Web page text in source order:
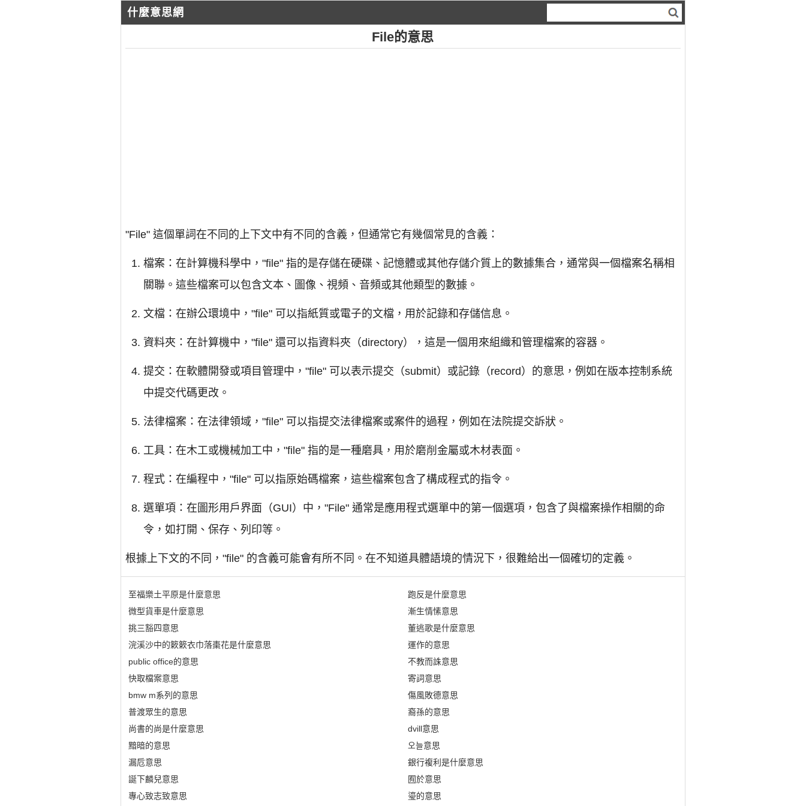
什麼意思網
File的意思
"File" 這個單詞在不同的上下文中有不同的含義，但通常它有幾個常見的含義：
檔案：在計算機科學中，"file" 指的是存儲在硬碟、記憶體或其他存儲介質上的數據集合，通常與一個檔案名稱相
關聯。這些檔案可以包含文本、圖像、視頻、音頻或其他類型的數據。
文檔：在辦公環境中，"file" 可以指紙質或電子的文檔，用於記錄和存儲信息。
資料夾：在計算機中，"file" 還可以指資料夾（directory），這是一個用來組織和管理檔案的容器。
提交：在軟體開發或項目管理中，"file" 可以表示提交（submit）或記錄（record）的意思，例如在版本控制系統
中提交代碼更改。
法律檔案：在法律領域，"file" 可以指提交法律檔案或案件的過程，例如在法院提交訴狀。
工具：在木工或機械加工中，"file" 指的是一種磨具，用於磨削金屬或木材表面。
程式：在編程中，"file" 可以指原始碼檔案，這些檔案包含了構成程式的指令。
選單項：在圖形用戶界面（GUI）中，"File" 通常是應用程式選單中的第一個選項，包含了與檔案操作相關的命
令，如打開、保存、列印等。
根據上下文的不同，"file" 的含義可能會有所不同。在不知道具體語境的情況下，很難給出一個確切的定義。
至福樂土平原是什麼意思
微型貨車是什麼意思
挑三豁四意思
浣溪沙中的簌簌衣巾落棗花是什麼意思
public office的意思
快取檔案意思
bmw m系列的意思
普渡眾生的意思
尚書的尚是什麼意思
黯暗的意思
漏卮意思
誕下麟兒意思
專心致志致意思
跑反是什麼意思
漸生情愫意思
董逃歌是什麼意思
運作的意思
不教而誅意思
寄詞意思
傷風敗德意思
裔孫的意思
dvill意思
오늘意思
銀行複利是什麼意思
囿於意思
瑬的意思